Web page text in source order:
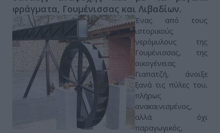
φράγματα, Γουμένισσας και Λιβαδίων.
Ένας από τους
ιστορικούς
νερόμυλους της
Γουμένισσας, της
οικογένειας
Γιαπατζή, άνοιξε
ξανά τις πύλες του,
πλήρως
ανακαινισμένος,
αλλά όχι
παραγωγικός,